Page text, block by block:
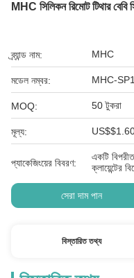
MHC সিলিকন রিমোট টিথার বেবি
ব্র্যান্ড নাম: MHC
মডেল নম্বর: MHC-
MOQ: 50 টুকরা
মূল্য:
প্যাকেজিংয়ের বিবরণ:
একটি
ক্লায়েন্টের
সেরা দাম পান
বিস্তারিত তথ্য